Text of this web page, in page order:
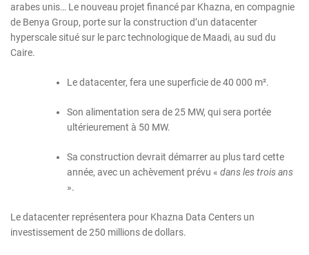
arabes unis… Le nouveau projet financé par Khazna, en compagnie
de Benya Group, porte sur la construction d’un datacenter
hyperscale situé sur le parc technologique de Maadi, au sud du
Caire.
Le datacenter, fera une superficie de 40 000 m².
Son alimentation sera de 25 MW, qui sera portée
ultérieurement à 50 MW.
Sa construction devrait démarrer au plus tard cette
année, avec un achèvement prévu « dans les trois ans
».
Le datacenter représentera pour Khazna Data Centers un
investissement de 250 millions de dollars.